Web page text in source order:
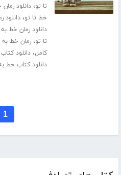
تا تو،دانلود
خط تا تو،
دانلود رمان خط
تا تو،رمان خط به
کامل،دانلود
دانلود کتاب خط
1